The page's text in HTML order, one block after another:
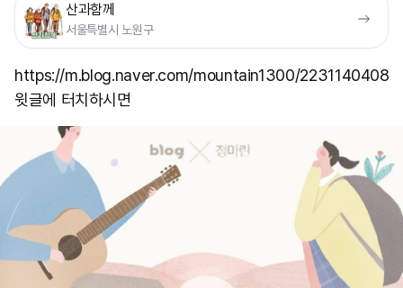
산과함께
서울특별시 노원구
https://m.blog.naver.com/mountain1300/
윗글에 터치하시면